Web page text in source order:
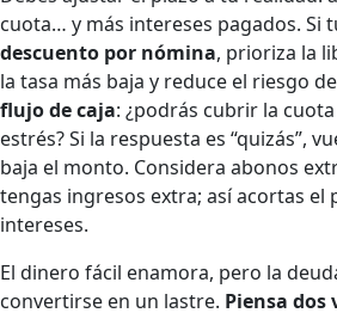
cuota… y más intereses pagados. Si
descuento por nómina, prioriza la
la tasa más baja y reduce el riesgo
flujo de caja: ¿podrás cubrir la
estrés? Si la respuesta es “quizás”,
baja el monto. Considera abonos
tengas ingresos extra; así acortas el
intereses.
El dinero fácil enamora, pero la
convertirse en un lastre. Piensa dos